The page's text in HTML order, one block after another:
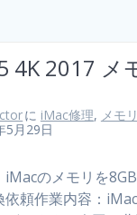
4K 2017
に iMac修理, メモ
5月29日
iMacのメモリを
依頼作業内容：